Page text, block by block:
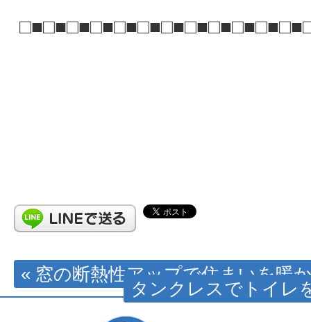
« 窓の断熱性アップで住まいを暖
タンクレスでトイレ